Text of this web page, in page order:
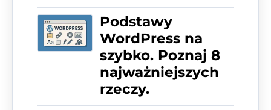
Podstawy
WordPress na
szybko. Poznaj 8
najważniejszych
rzeczy.